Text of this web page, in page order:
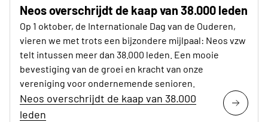
Neos overschrijdt de kaap van 38.000 leden
Op 1 oktober, de Internationale Dag van de Ouderen,
vieren we met trots een bijzondere mijlpaal: Neos vzw
telt intussen meer dan 38.000 leden. Een mooie
bevestiging van de groei en kracht van onze
vereniging voor ondernemende senioren.
Neos overschrijdt de kaap van 38.000
leden